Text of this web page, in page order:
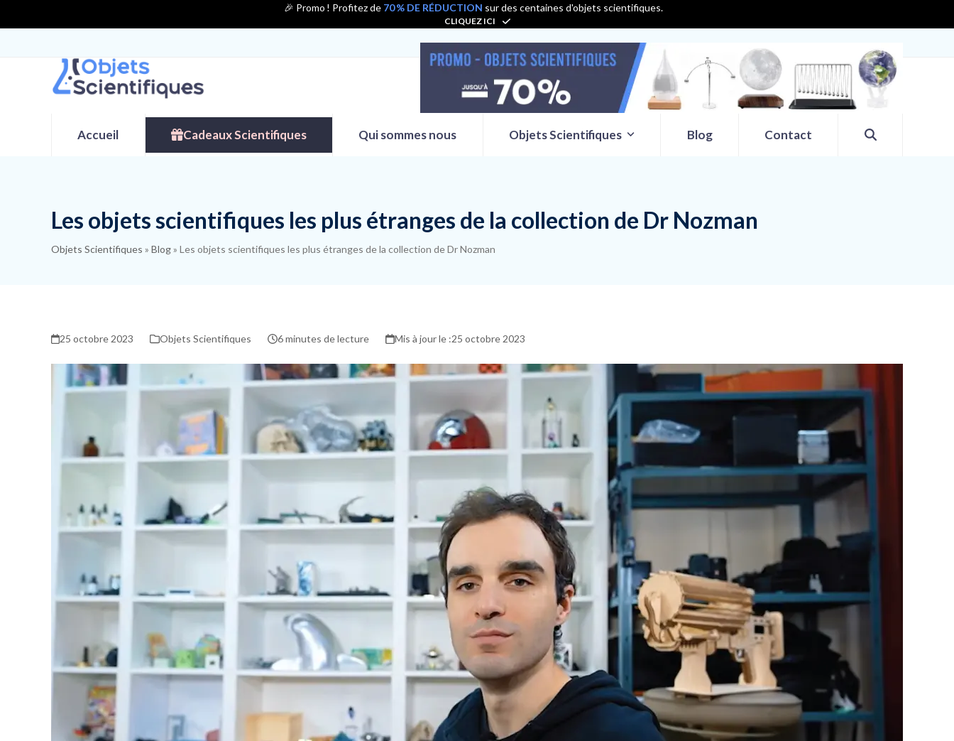
de
🎉 Promo ! Profitez de 70 % DE RÉDUCTION sur des centaines d'objets scientifiques.
CLIQUEZ ICI
Accueil Cadeaux Scientifiques Qui sommes nous Objets Scientifiques Blog Contact
Les objets scientifiques les plus étranges de la collection de Dr Nozman
Objets Scientifiques » Blog» Les objets scientifiques les plus étranges de la collection de Dr Nozman
25 octobre 2023 Objets Scientifiques 6 minutes de lecture 25 octobre 2023